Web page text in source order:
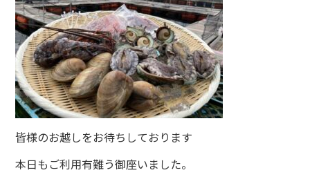
皆様のお越しをお待ちしております
本日もご利用有難う御座いました。